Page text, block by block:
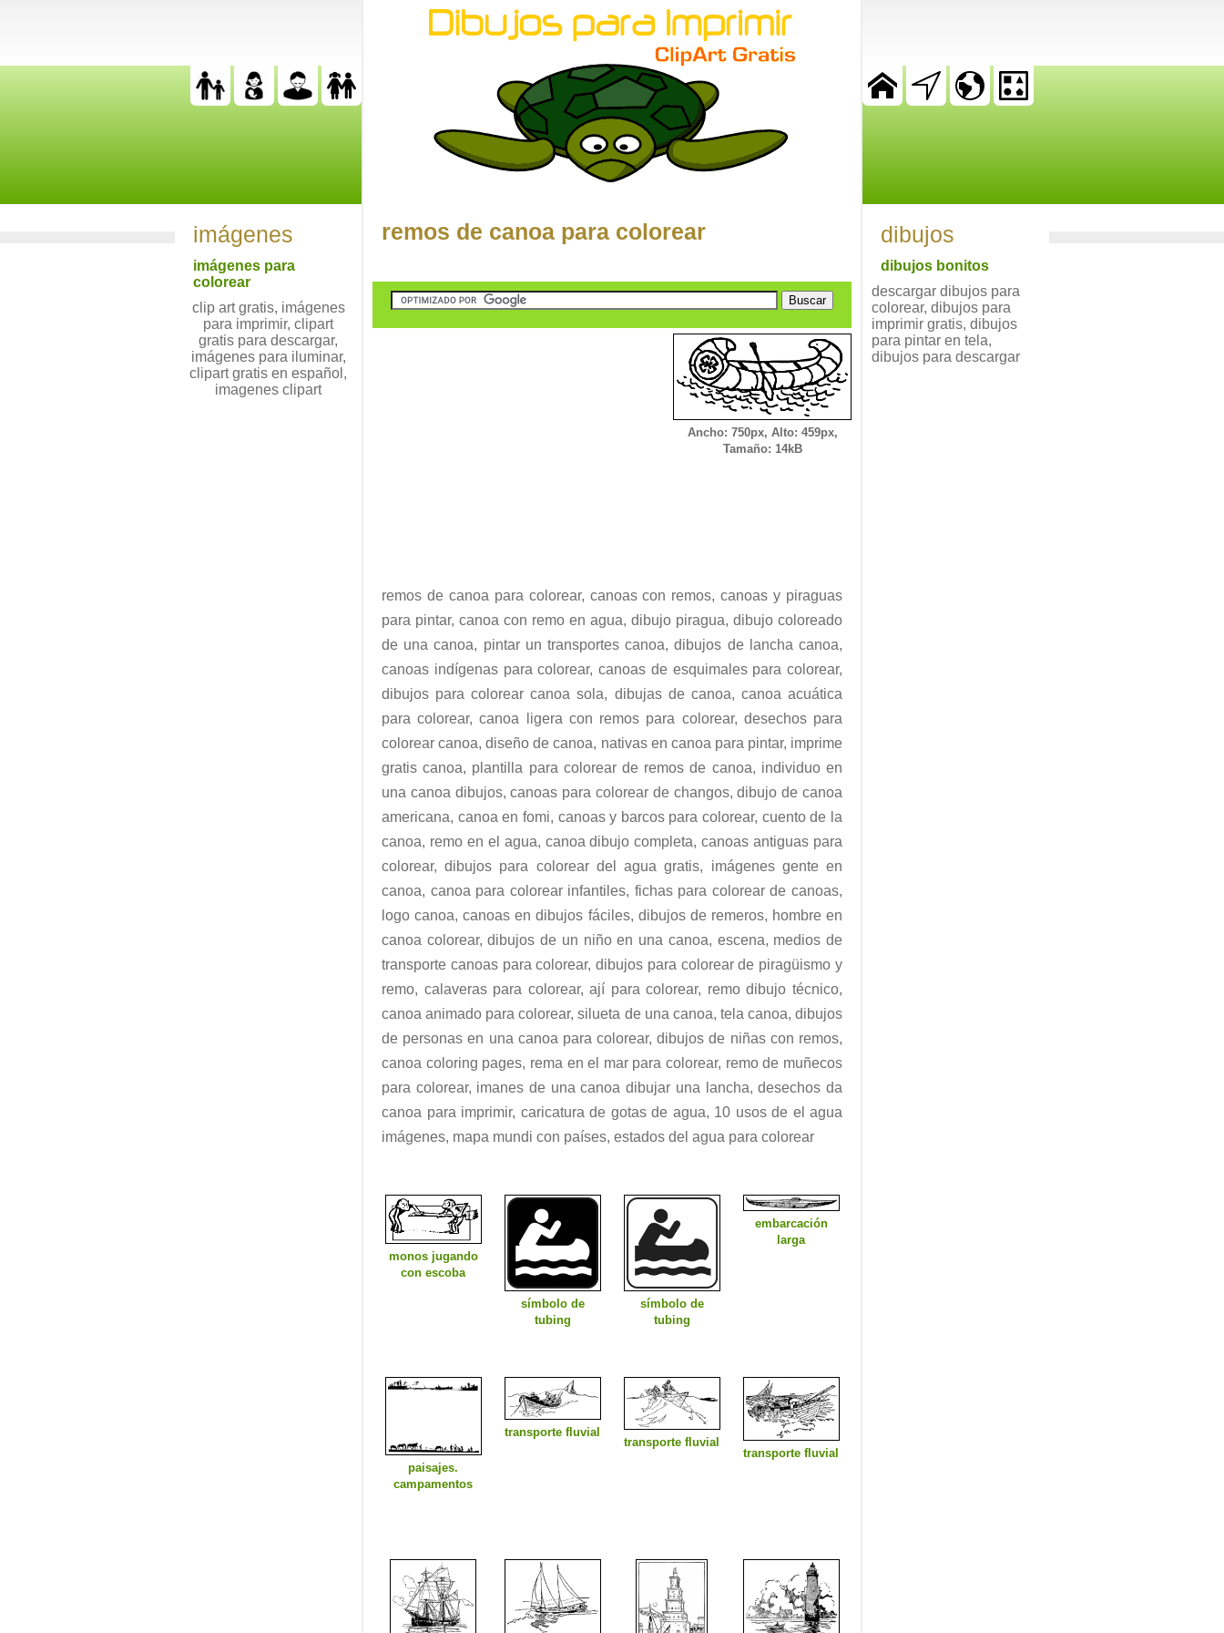
remos de canoa para colorear
Ancho: 750px, Alto: 459px,
Tamaño: 14kB
remos de canoa para colorear, canoas con remos, canoas y piraguas
para pintar, canoa con remo en agua, dibujo piragua, dibujo coloreado
de una canoa, pintar un transportes canoa, dibujos de lancha canoa,
canoas indígenas para colorear, canoas de esquimales para colorear,
dibujos para colorear canoa sola, dibujas de canoa, canoa acuática
para colorear, canoa ligera con remos para colorear, desechos para
colorear canoa, diseño de canoa, nativas en canoa para pintar, imprime
gratis canoa, plantilla para colorear de remos de canoa, individuo en
una canoa dibujos, canoas para colorear de changos, dibujo de canoa
americana, canoa en fomi, canoas y barcos para colorear, cuento de la
canoa, remo en el agua, canoa dibujo completa, canoas antiguas para
colorear, dibujos para colorear del agua gratis, imágenes gente en
canoa, canoa para colorear infantiles, fichas para colorear de canoas,
logo canoa, canoas en dibujos fáciles, dibujos de remeros, hombre en
canoa colorear, dibujos de un niño en una canoa, escena, medios de
transporte canoas para colorear, dibujos para colorear de piragüismo y
remo, calaveras para colorear, ají para colorear, remo dibujo técnico,
canoa animado para colorear, silueta de una canoa, tela canoa, dibujos
de personas en una canoa para colorear, dibujos de niñas con remos,
canoa coloring pages, rema en el mar para colorear, remo de muñecos
para colorear, imanes de una canoa dibujar una lancha, desechos da
canoa para imprimir, caricatura de gotas de agua, 10 usos de el agua
imágenes, mapa mundi con países, estados del agua para colorear
monos jugando
con escoba
símbolo de
tubing
símbolo de
tubing
embarcación
larga
paisajes.
campamentos
transporte fluvial
transporte fluvial
transporte fluvial
imágenes
imágenes para
colorear
clip art gratis, imágenes
para imprimir, clipart
gratis para descargar,
imágenes para iluminar,
clipart gratis en español,
imagenes clipart
dibujos
dibujos bonitos
descargar dibujos para
colorear, dibujos para
imprimir gratis, dibujos
para pintar en tela,
dibujos para descargar